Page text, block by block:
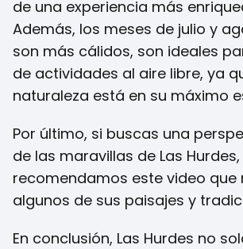
de una experiencia más
Además, los meses de julio y
son más cálidos, son ideales
de actividades al aire libre, ya
naturaleza está en su máximo
Por último, si buscas una
de las maravillas de Las
recomendamos este video que
algunos de sus paisajes y
En conclusión, Las Hurdes no